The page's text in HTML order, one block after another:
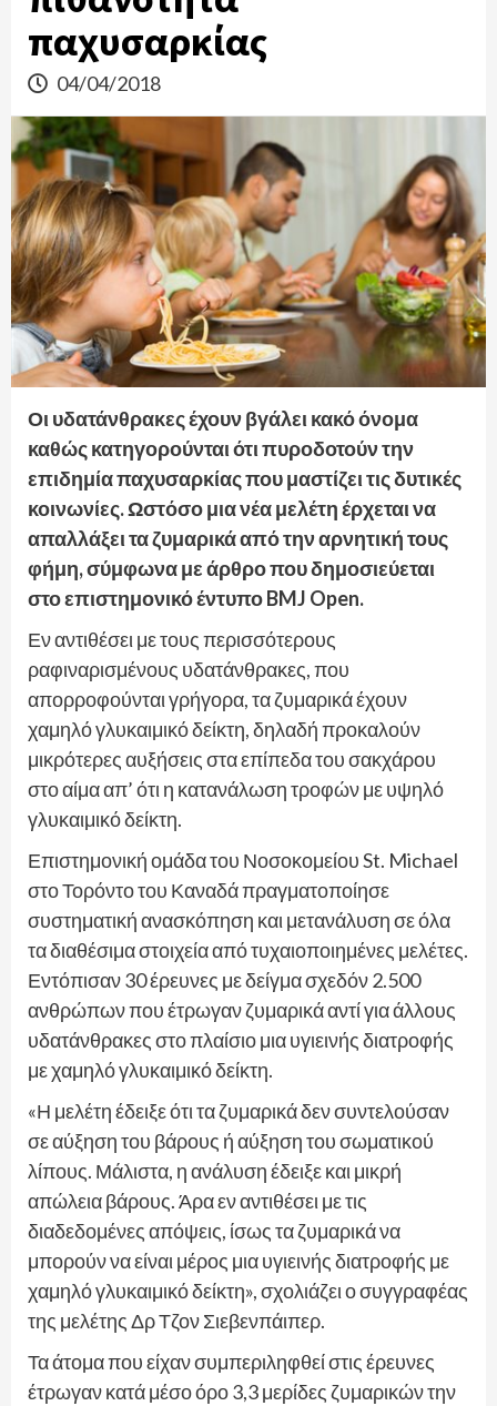
παχυσαρκίας
04/04/2018
Οι υδατάνθρακες έχουν βγάλει κακό όνομα
καθώς κατηγορούνται ότι πυροδοτούν την
επιδημία παχυσαρκίας που μαστίζει τις δυτικές
κοινωνίες. Ωστόσο μια νέα μελέτη έρχεται να
απαλλάξει τα ζυμαρικά από την αρνητική τους
φήμη, σύμφωνα με άρθρο που δημοσιεύεται
στο επιστημονικό έντυπο BMJ Open.
Εν αντιθέσει με τους περισσότερους
ραφιναρισμένους υδατάνθρακες, που
απορροφούνται γρήγορα, τα ζυμαρικά έχουν
χαμηλό γλυκαιμικό δείκτη, δηλαδή προκαλούν
μικρότερες αυξήσεις στα επίπεδα του σακχάρου
στο αίμα απ’ ότι η κατανάλωση τροφών με υψηλό
γλυκαιμικό δείκτη.
Επιστημονική ομάδα του Νοσοκομείου St. Michael
στο Τορόντο του Καναδά πραγματοποίησε
συστηματική ανασκόπηση και μετανάλυση σε όλα
τα διαθέσιμα στοιχεία από τυχαιοποιημένες μελέτες.
Εντόπισαν 30 έρευνες με δείγμα σχεδόν 2.500
ανθρώπων που έτρωγαν ζυμαρικά αντί για άλλους
υδατάνθρακες στο πλαίσιο μια υγιεινής διατροφής
με χαμηλό γλυκαιμικό δείκτη.
«Η μελέτη έδειξε ότι τα ζυμαρικά δεν συντελούσαν
σε αύξηση του βάρους ή αύξηση του σωματικού
λίπους. Μάλιστα, η ανάλυση έδειξε και μικρή
απώλεια βάρους. Άρα εν αντιθέσει με τις
διαδεδομένες απόψεις, ίσως τα ζυμαρικά να
μπορούν να είναι μέρος μια υγιεινής διατροφής με
χαμηλό γλυκαιμικό δείκτη», σχολιάζει ο συγγραφέας
της μελέτης Δρ Τζον Σιεβενπάιπερ.
Τα άτομα που είχαν συμπεριληφθεί στις έρευνες
έτρωγαν κατά μέσο όρο 3,3 μερίδες ζυμαρικών την